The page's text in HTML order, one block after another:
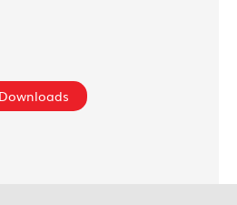
Downloads